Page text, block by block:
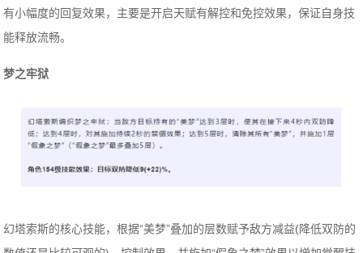
有小幅度的回复效果，主要是开启天赋有解控和免控效果，保证自身技
能释放流畅。
梦之牢狱
幻塔索斯的核心技能，根据“美梦”叠加的层数赋予敌方减益(降低双防的